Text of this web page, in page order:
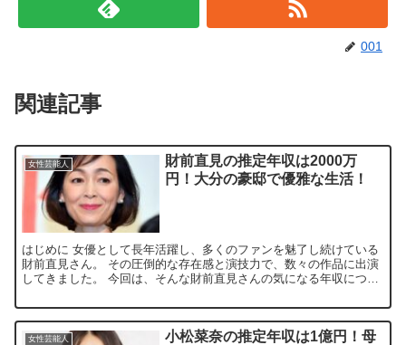
001
関連記事
女性芸能人
財前直見の推定年収は2000万
円！大分の豪邸で優雅な生活！
はじめに 女優として長年活躍し、多くのファンを魅了し続けている
財前直見さん。 その圧倒的な存在感と演技力で、数々の作品に出演
してきました。 今回は、そんな財前直見さんの気になる年収につい
女性芸能人
小松菜奈の推定年収は1億円！母